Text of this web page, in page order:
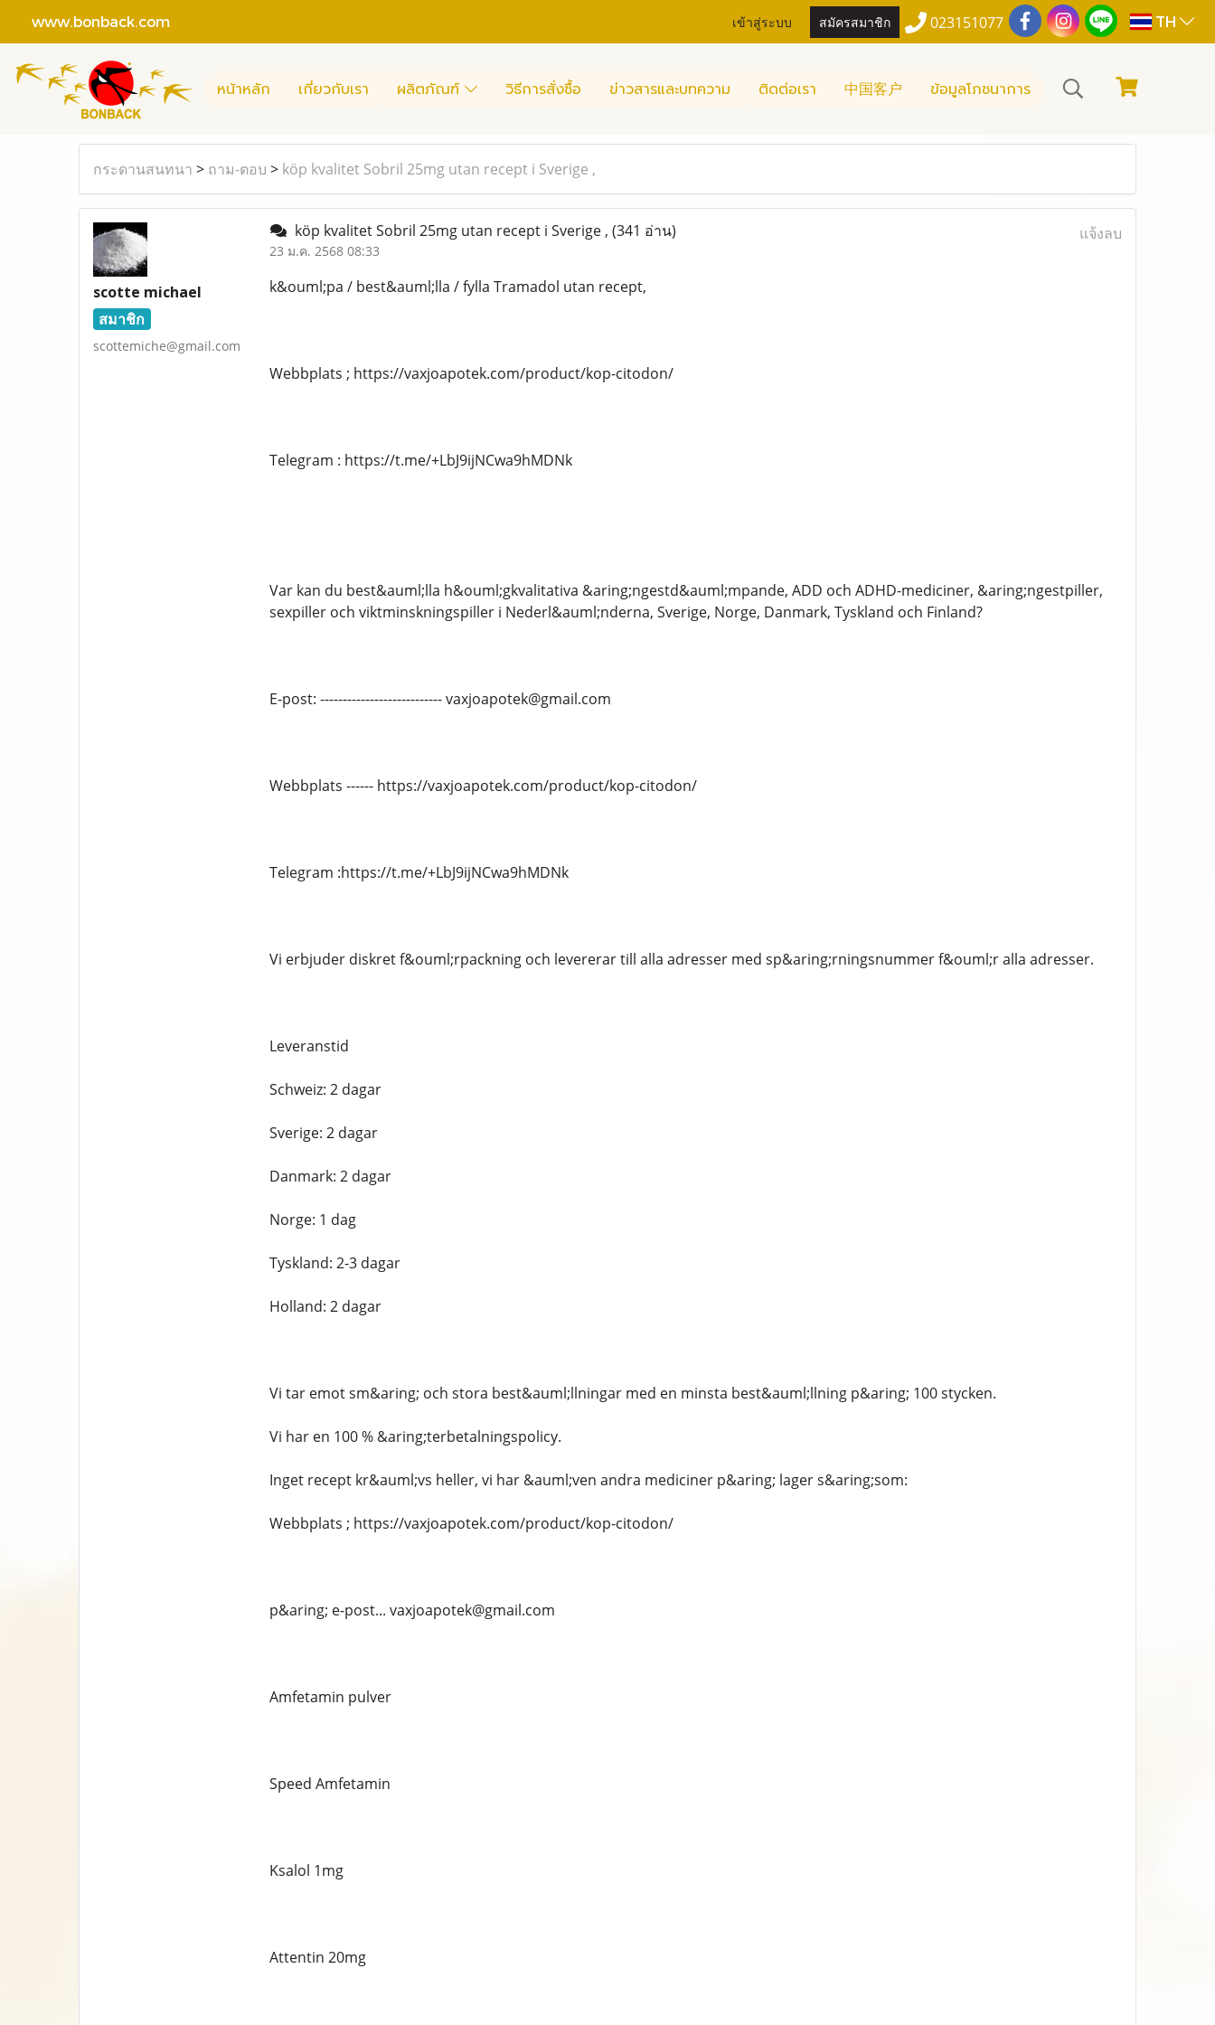
www.bonback.com เข้าสู่ระบบ สมัครสมาชิก 023151077 TH
หน้าหลัก เกี่ยวกับเรา ผลิตภัณฑ์ วิธีการสั่งซื้อ ข่าวสารและบทความ ติดต่อเรา 中国客户 ข้อมูลโภชนาการ
กระดานสนทนา > ถาม-ตอบ > köp kvalitet Sobril 25mg utan recept i Sverige ,
scotte michael
สมาชิก
scottemiche@gmail.com
köp kvalitet Sobril 25mg utan recept i Sverige , (341 อ่าน)
23 ม.ค. 2568 08:33
แจ้งลบ
k&ouml;pa / best&auml;lla / fylla Tramadol utan recept,
Webbplats ; https://vaxjoapotek.com/product/kop-citodon/
Telegram : https://t.me/+LbJ9ijNCwa9hMDNk
Var kan du best&auml;lla h&ouml;gkvalitativa &aring;ngestd&auml;mpande, ADD och ADHD-mediciner, &aring;ngestpiller,
sexpiller och viktminskningspiller i Nederl&auml;nderna, Sverige, Norge, Danmark, Tyskland och Finland?
E-post: --------------------------- vaxjoapotek@gmail.com
Webbplats ------ https://vaxjoapotek.com/product/kop-citodon/
Telegram :https://t.me/+LbJ9ijNCwa9hMDNk
Vi erbjuder diskret f&ouml;rpackning och levererar till alla adresser med sp&aring;rningsnummer f&ouml;r alla adresser.
Leveranstid
Schweiz: 2 dagar
Sverige: 2 dagar
Danmark: 2 dagar
Norge: 1 dag
Tyskland: 2-3 dagar
Holland: 2 dagar
Vi tar emot sm&aring; och stora best&auml;llningar med en minsta best&auml;llning p&aring; 100 stycken.
Vi har en 100 % &aring;terbetalningspolicy.
Inget recept kr&auml;vs heller, vi har &auml;ven andra mediciner p&aring; lager s&aring;som:
Webbplats ; https://vaxjoapotek.com/product/kop-citodon/
p&aring; e-post... vaxjoapotek@gmail.com
Amfetamin pulver
Speed ​​Amfetamin
Ksalol 1mg
Attentin 20mg